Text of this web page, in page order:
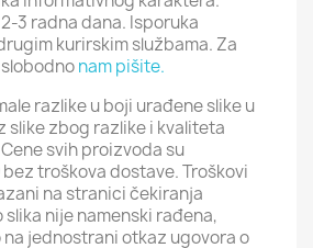
3 radna dana. Isporuka
kurirskim službama. Za
nam pišite.
razlike u boji urađene slike u
slike zbog razlike i kvaliteta
svih proizvoda su
bez troškova dostave. Troškovi
na stranici čekiranja
slika nije namenski rađena,
jednostrani otkaz ugovora o